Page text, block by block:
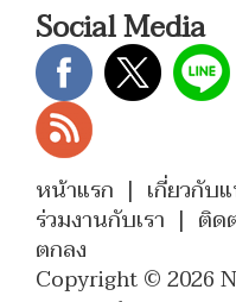
Social Media
หน้าแรก | เกี่ยวกับ
ร่วมงานกับเรา | ติด
ตกลง
Copyright © 2026